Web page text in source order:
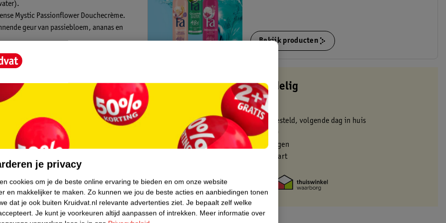
Mystic Passionflower Douchecrème.
geur van passiebloem, ananas en
De formule is veganistisch***. Deze
en spoel af.
Bekijk producten
Kruidvat is altijd voordelig
Gratis ophalen in de winkel
Op werkdagen voor 22:00 uur besteld, volgende dag in huis
Gratis thuisbezorgd vanaf 50.00
Gratis retourneren binnen 30 dagen
Gratis punten met je Kruidvat kaart
je privacy
cookies om je de beste online ervaring te bieden en om onze website
en makkelijker te maken. Zo kunnen we jou de beste acties en aanbiedingen tonen
dat je ook buiten Kruidvat.nl relevante advertenties ziet. Je bepaalt zelf welke
Je kunt je voorkeuren altijd aanpassen of intrekken. Meer informatie over